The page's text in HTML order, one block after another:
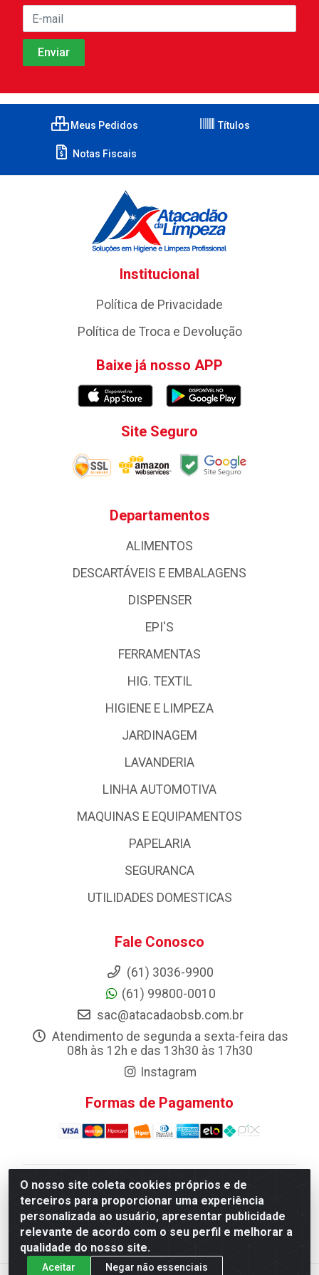
O nosso site coleta cookies próprios e de
terceiros para proporcionar uma experiência
personalizada ao usuário, apresentar publicidade
relevante de acordo com o seu perfil e melhorar a
qualidade do nosso site.
Aceitar Negar não essenciais
Meus Pedidos Títulos
Notas Fiscais
Institucional
Política de Privacidade
Política de Troca e Devolução
Baixe já nosso APP
Site Seguro
Departamentos
ALIMENTOS
DESCARTÁVEIS E EMBALAGENS
DISPENSER
EPI'S
FERRAMENTAS
HIG. TEXTIL
HIGIENE E LIMPEZA
JARDINAGEM
LAVANDERIA
LINHA AUTOMOTIVA
MAQUINAS E EQUIPAMENTOS
PAPELARIA
SEGURANCA
UTILIDADES DOMESTICAS
Fale Conosco
(61) 3036-9900
(61) 99800-0010
sac@atacadaobsb.com.br
Atendimento de segunda a sexta-feira das
08h às 12h e das 13h30 às 17h30
Instagram
Formas de Pagamento
Atacadao da Limpeza F. Pereira Queiroz Comercio e
Distribuicao LTDA - Quadra Qi 10 Lotes 39 e, 41 - Setor
Industrial (Taguatinga), Brasília/DF - CEP 72.135-100 -
CNPJ 13.184.675/0001-80